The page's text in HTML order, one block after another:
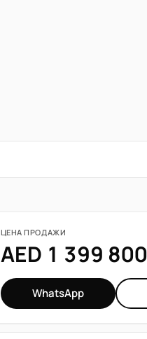
ЦЕНА ПРОДАЖИ
AED 1 399 800
WhatsApp